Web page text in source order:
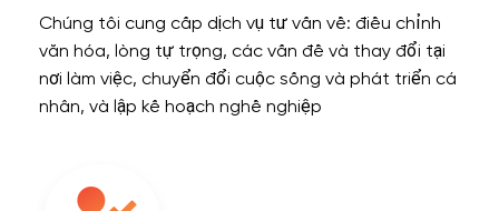
Chúng tôi cung cấp dịch vụ tư vấn về: điều chỉnh
văn hóa, lòng tự trọng, các vấn đề và thay đổi tại
nơi làm việc, chuyển đổi cuộc sống và phát triển cá
nhân, và lập kế hoạch nghề nghiệp